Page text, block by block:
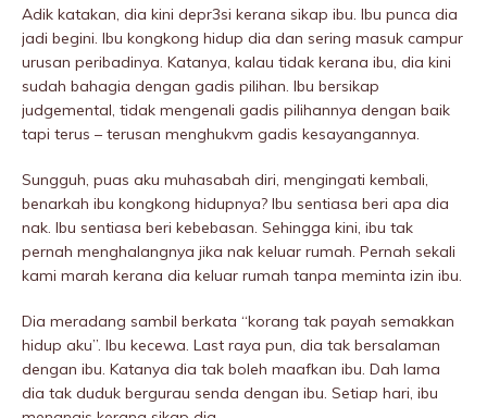
Adik katakan, dia kini depr3si kerana sikap ibu. Ibu punca dia
jadi begini. Ibu kongkong hidup dia dan sering masuk campur
urusan peribadinya. Katanya, kalau tidak kerana ibu, dia kini
sudah bahagia dengan gadis pilihan. Ibu bersikap
judgemental, tidak mengenali gadis pilihannya dengan baik
tapi terus – terusan menghukvm gadis kesayangannya.
Sungguh, puas aku muhasabah diri, mengingati kembali,
benarkah ibu kongkong hidupnya? Ibu sentiasa beri apa dia
nak. Ibu sentiasa beri kebebasan. Sehingga kini, ibu tak
pernah menghalangnya jika nak keluar rumah. Pernah sekali
kami marah kerana dia keluar rumah tanpa meminta izin ibu.
Dia meradang sambil berkata “korang tak payah semakkan
hidup aku”. Ibu kecewa. Last raya pun, dia tak bersalaman
dengan ibu. Katanya dia tak boleh maafkan ibu. Dah lama
dia tak duduk bergurau senda dengan ibu. Setiap hari, ibu